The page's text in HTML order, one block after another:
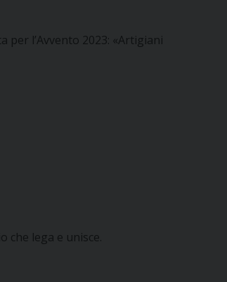
l’Avvento 2023: «Artigiani
che lega e unisce.